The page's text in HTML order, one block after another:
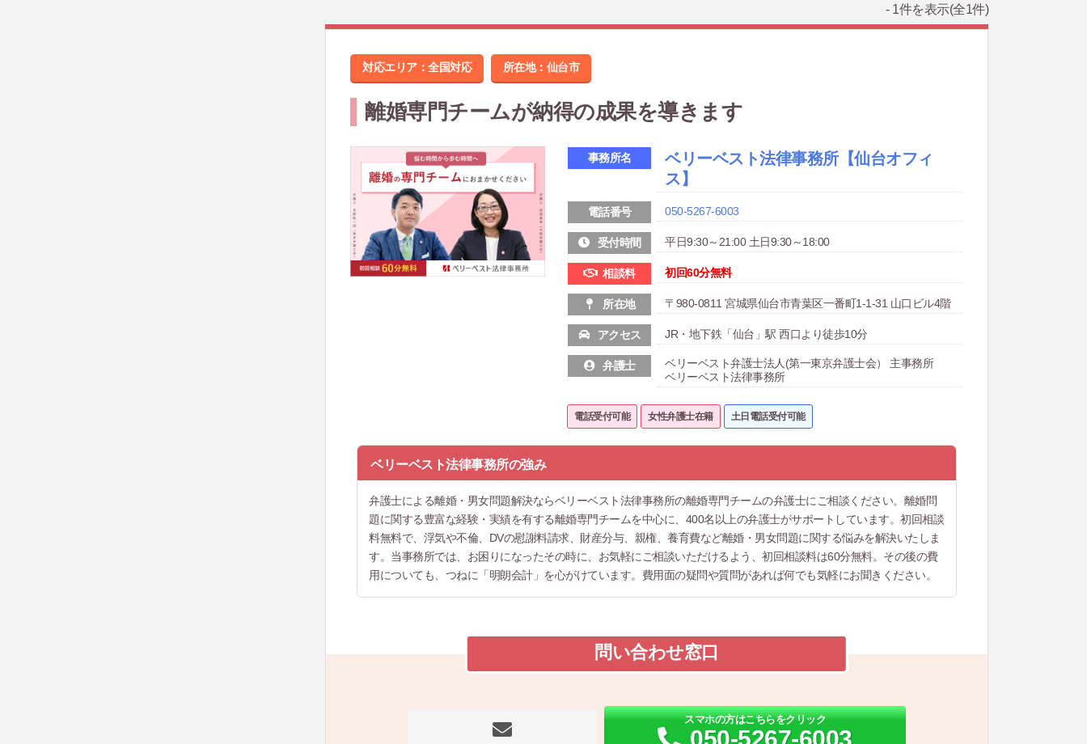
- 1件を表示(全1件)
対応エリア：全国対応 所在地： 仙台市
離婚専門チームが納得の成果を導きます
事務所名 ベリーベスト法律事務所【仙台オフィ
ス】
電話番号 050-5267-6003
受付時間 平日9:30～21:00 土日9:30～18:00
相談料 初回60分無料
所在地 〒980-0811 宮城県仙台市青葉区一番町1-1-31 山口ビル4階
アクセス JR・地下鉄「仙台」駅 西口より徒歩10分
弁護士
ベリーベスト弁護士法人(第一東京弁護士会） 主事務所
ベリーベスト法律事務所
電話受付可能 女性弁護士在籍 土日電話受付可能
ベリーベスト法律事務所の強み
弁護士による離婚・男女問題解決ならベリーベスト法律事務所の離婚専門チームの弁護士にご相談ください。離婚問
題に関する豊富な経験・実績を有する離婚専門チームを中心に、400名以上の弁護士がサポートしています。初回相談
料無料で、浮気や不倫、DVの慰謝料請求、財産分与、親権、養育費など離婚・男女問題に関する悩みを解決いたしま
す。当事務所では、お困りになったその時に、お気軽にご相談いただけるよう、初回相談料は60分無料。その後の費
用についても、つねに「明朗会計」を心がけています。費用面の疑問や質問があれば何でも気軽にお聞きください。
問い合わせ窓口
スマホの方はこちらをクリック
050-5267-6003